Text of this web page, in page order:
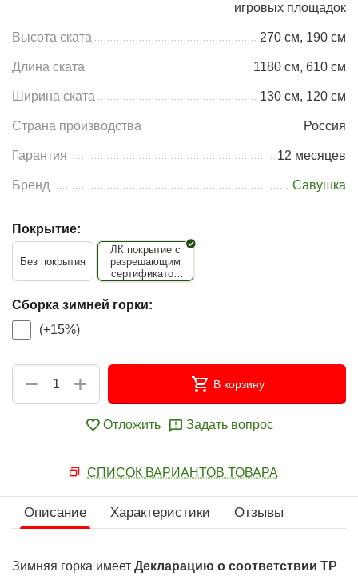
игровых площадок
Высота ската 270 см, 190 см
Длина ската 1180 см, 610 см
Ширина ската 130 см, 120 см
Страна производства Россия
Гарантия 12 месяцев
Бренд Савушка
Покрытие:
Без покрытия
ЛК покрытие с
разрешающим
сертификатом
для покрытия
игровых
Сборка зимней горки:
(+15%)
+
− В корзину
Отложить Задать вопрос
СПИСОК ВАРИАНТОВ ТОВАРА
Описание Характеристики Отзывы
Зимняя горка имеет Декларацию о соответствии ТР